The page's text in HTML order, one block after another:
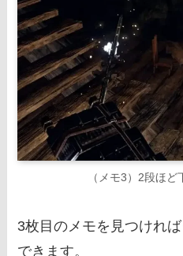
（メモ3）2段ほ
3枚目のメモを見つけれ
できます。